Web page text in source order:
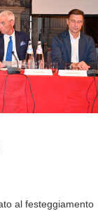
al festeggiamento